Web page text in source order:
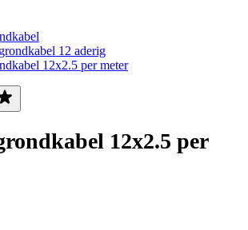
12 aderig
12x2.5 per meter
12x2.5 per